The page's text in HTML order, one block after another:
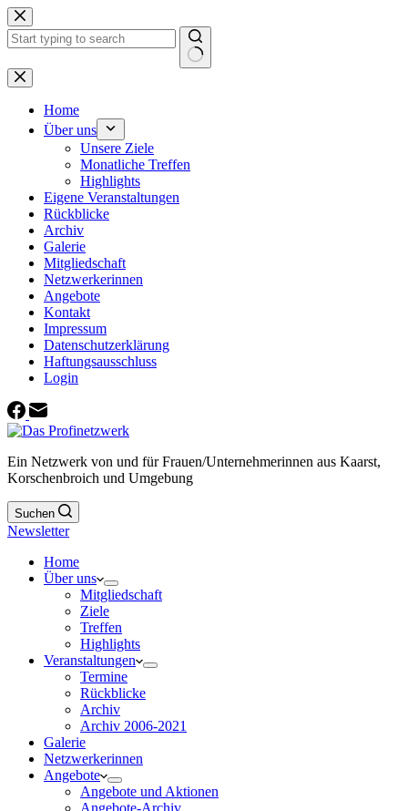
Zum
Inhalt
springen
Keine
Ergebnisse
Home
Über uns
Unsere Ziele
Monatliche Treffen
Highlights
Eigene Veranstaltungen
Rückblicke
Archiv
Galerie
Mitgliedschaft
Netzwerkerinnen
Angebote
Kontakt
Impressum
Datenschutzerklärung
Haftungsausschluss
Login
Ein Netzwerk von und für Frauen/Unternehmerinnen aus Kaarst,
Korschenbroich und Umgebung
Suchen
Newsletter
Home
Über uns
Mitgliedschaft
Ziele
Treffen
Highlights
Veranstaltungen
Termine
Rückblicke
Archiv
Archiv 2006-2021
Galerie
Netzwerkerinnen
Angebote
Angebote und Aktionen
Angebote-Archiv